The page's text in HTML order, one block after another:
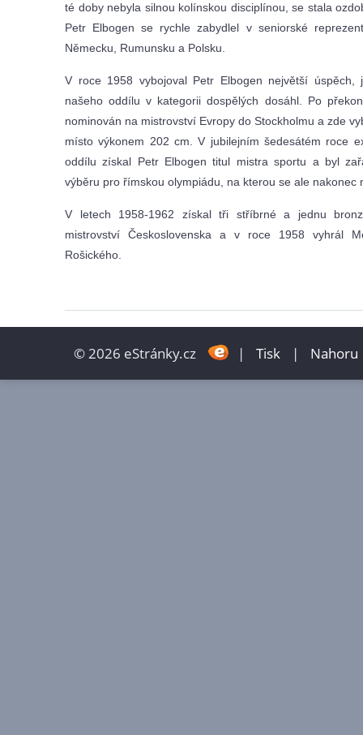
té doby nebyla silnou kolínskou disciplínou, se stala
Petr Elbogen se rychle zabydlel v seniorské
Německu, Rumunsku a Polsku.
V roce 1958 vybojoval Petr Elbogen největší úspěch,
našeho oddílu v kategorii dospělých dosáhl. Po
nominován na mistrovství Evropy do Stockholmu a zde
místo výkonem 202 cm.V jubilejním šedesátém roce
oddílu získal Petr Elbogen titul mistra sportu a byl
výběru pro římskou olympiádu, na kterou se ale nakonec
V letech 1958-1962 získal tři stříbrné a jednu
mistrovství Československa a v roce 1958 vyhrál
Rošického.
© 2026 eStránky.cz | Tisk | Nahoru